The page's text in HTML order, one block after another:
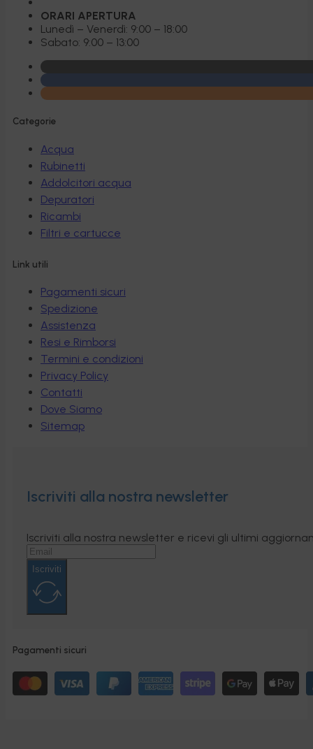
ORARI APERTURA
Lunedì – Venerdì: 9:00 – 18:00
Sabato: 9:00 – 13:00
Categorie
Acqua
Rubinetti
Addolcitori acqua
Depuratori
Ricambi
Filtri e cartucce
Link utili
Pagamenti sicuri
Spedizione
Assistenza
Resi e Rimborsi
Termini e condizioni
Privacy Policy
Contatti
Dove Siamo
Sitemap
Iscriviti alla nostra newsletter
Iscriviti alla nostra newsletter e ricevi gli ultimi
Iscriviti
Pagamenti sicuri